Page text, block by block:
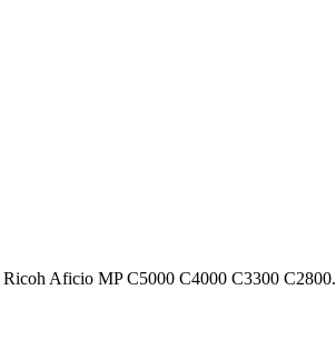
Aficio MP C5000 C4000 C3300 C2800.